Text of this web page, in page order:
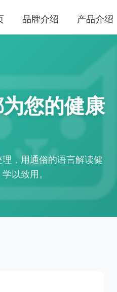
品牌介绍 产品介绍
您的健康
，用通俗的语言解读健
以致用。